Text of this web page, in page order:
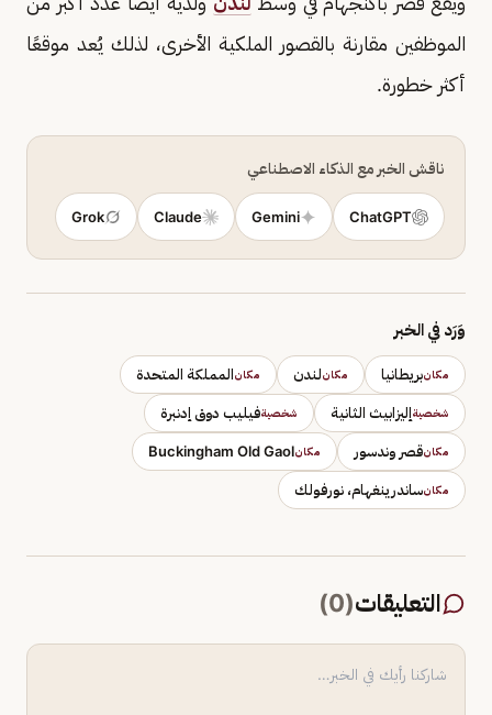
الموظفين مقارنة بالقصور الملكية الأخرى، لذلك يُعد موقعًا
أكثر خطورة.
ناقش الخبر مع الذكاء الاصطناعي
ChatGPT
Gemini
Claude
Grok
وَرَد في الخبر
مكانبريطانيا مكانلندن مكانالمملكة المتحدة
شخصيةإليزابيث الثانية شخصيةفيليب دوق إدنبرة
مكانقصر وندسور مكانBuckingham Old Gaol
مكانساندرينغهام، نورفولك
التعليقات(
0
)